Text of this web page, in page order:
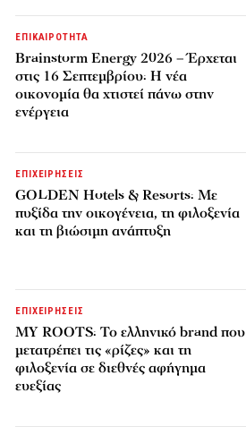
ΕΠΙΚΑΙΡΟΤΗΤΑ
Brainstorm Energy 2026 – Έρχεται
στις 16 Σεπτεμβρίου: Η νέα
οικονομία θα χτιστεί πάνω στην
ενέργεια
ΕΠΙΧΕΙΡΗΣΕΙΣ
GOLDEN Hotels & Resorts: Με
πυξίδα την οικογένεια, τη φιλοξενία
και τη βιώσιμη ανάπτυξη
ΕΠΙΧΕΙΡΗΣΕΙΣ
MY ROOTS: Το ελληνικό brand που
μετατρέπει τις «ρίζες» και τη
φιλοξενία σε διεθνές αφήγημα
ευεξίας